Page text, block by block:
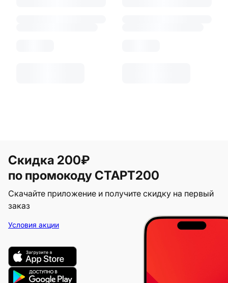
Скидка 200₽
по промокоду СТАРТ200
Скачайте приложение и получите скидку на первый
заказ
Условия акции